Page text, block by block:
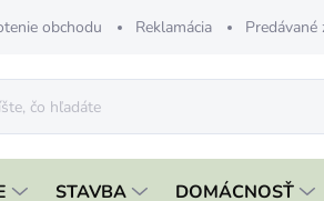
obchodu Reklamácia Predávané
STAVBA DOMÁCNOSŤ